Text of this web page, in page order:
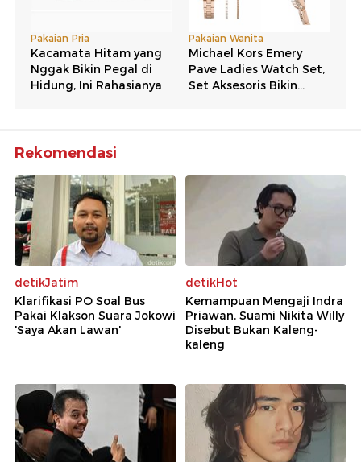
Rekomendasi
detikJatim
Klarifikasi PO Soal Bus
Pakai Klakson Suara Jokowi
'Saya Akan Lawan'
detikHot
Kemampuan Mengaji Indra
Priawan, Suami Nikita Willy
Disebut Bukan Kaleng-
kaleng